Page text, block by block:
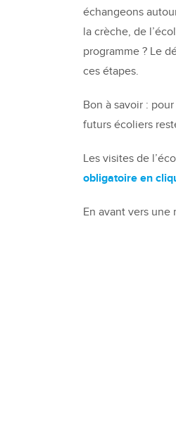
échangeons
la crèche, de
programme ? Le
ces étapes.
Bon à savoir :
futurs écoliers
Les visites de
obligatoire en
En avant vers